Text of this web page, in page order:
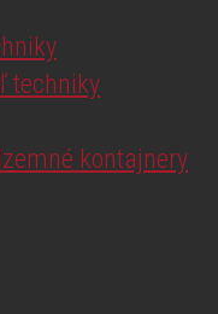
kontajnery
techniky
kontajnery